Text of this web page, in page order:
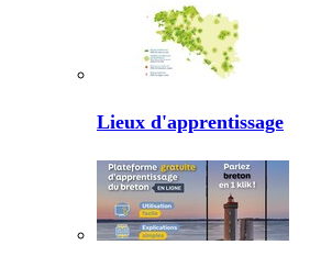
Lieux d'apprentissage